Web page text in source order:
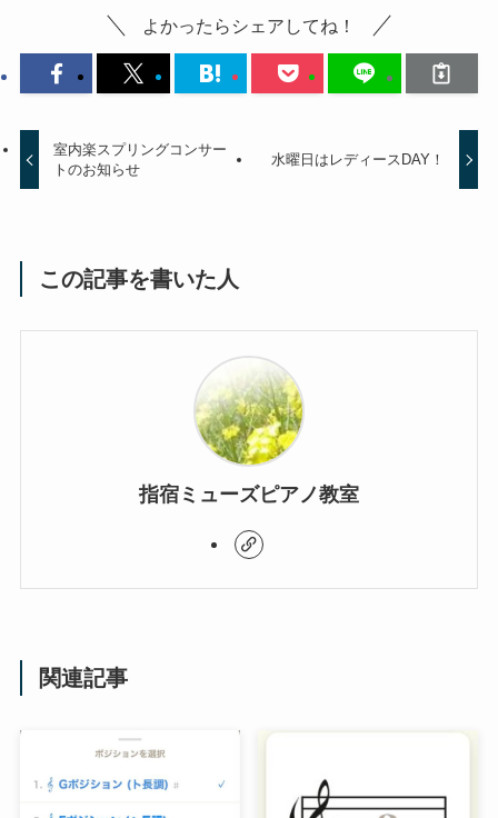
よかったらシェアしてね！
室内楽スプリングコンサー
トのお知らせ
水曜日はレディースDAY！
この記事を書いた人
指宿ミューズピアノ教室
関連記事